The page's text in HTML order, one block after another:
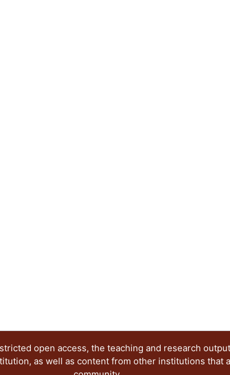
open access, the teaching and research
as well as content from other institutions that